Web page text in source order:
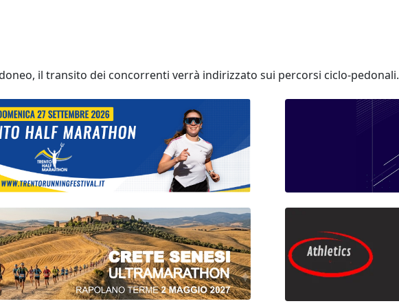
il transito dei concorrenti verrà indirizzato sui percorsi ciclo-pedonali.